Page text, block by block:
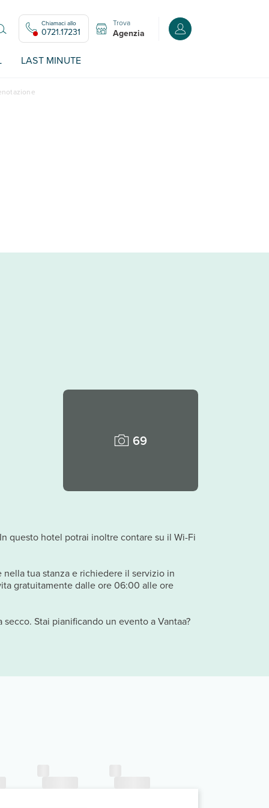
Chiamaci allo
0721.17231
Trova
Agenzia Accedi o registrati
LAST MINUTE
69
questo hotel potrai inoltre contare su il Wi-Fi
tua stanza e richiedere il servizio in
gratuitamente dalle ore 06:00 alle ore
Stai pianificando un evento a Vantaa?